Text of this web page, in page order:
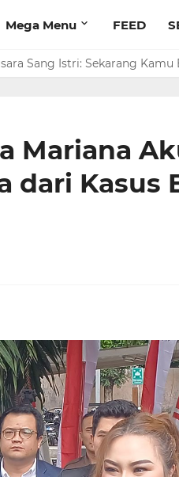
Mega Menu FEED
1 M ke Jeje Buat Korban
Mariana
dari Kasus